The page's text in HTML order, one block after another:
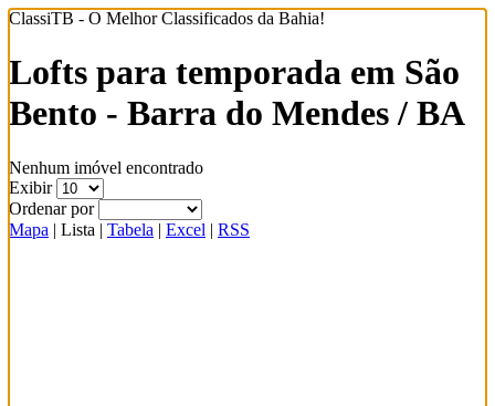
ClassiTB - O Melhor Classificados da Bahia!
Lofts para temporada em São
Bento - Barra do Mendes / BA
Nenhum imóvel encontrado
Exibir
Ordenar por
Mapa | Lista | Tabela | Excel | RSS